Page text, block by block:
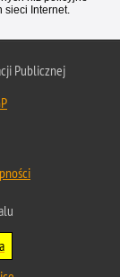
sieci Internet.
Publicznej